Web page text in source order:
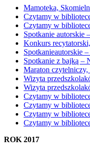
Mamoteka,
Czytamy w
Czytamy w
Spotkanie autorskie
Konkurs
Spotkanieautorskie
Spotkanie z bajką –
Maraton
Wizyta
Wizyta
Czytamy w
Czytamy w
Czytamy w
Czytamy w
ROK 2017